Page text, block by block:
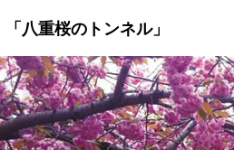
八重桜のトンネル」